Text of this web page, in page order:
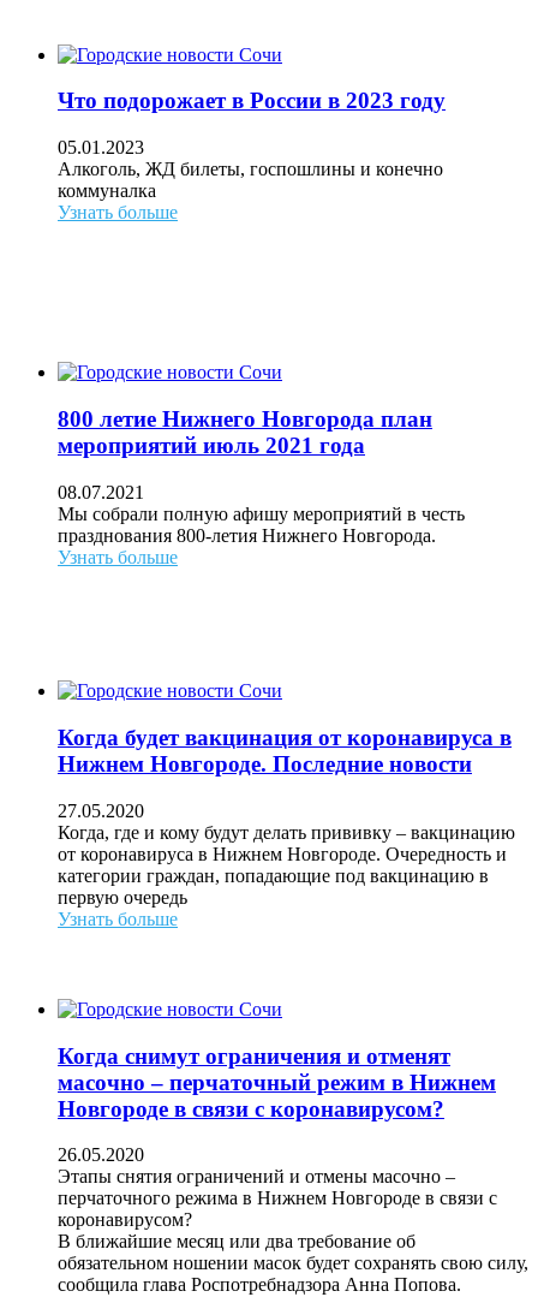
Что подорожает в России в 2023 году
05.01.2023
Алкоголь, ЖД билеты, госпошлины и конечно
коммуналка
Узнать больше
800 летие Нижнего Новгорода план
мероприятий июль 2021 года
08.07.2021
Мы собрали полную афишу мероприятий в честь
празднования 800-летия Нижнего Новгорода.
Узнать больше
Когда будет вакцинация от коронавируса в
Нижнем Новгороде. Последние новости
27.05.2020
Когда, где и кому будут делать прививку – вакцинацию
от коронавируса в Нижнем Новгороде. Очередность и
категории граждан, попадающие под вакцинацию в
первую очередь
Узнать больше
Когда снимут ограничения и отменят
масочно – перчаточный режим в Нижнем
Новгороде в связи с коронавирусом?
26.05.2020
Этапы снятия ограничений и отмены масочно –
перчаточного режима в Нижнем Новгороде в связи с
коронавирусом?
В ближайшие месяц или два требование об
обязательном ношении масок будет сохранять свою силу,
сообщила глава Роспотребнадзора Анна Попова.